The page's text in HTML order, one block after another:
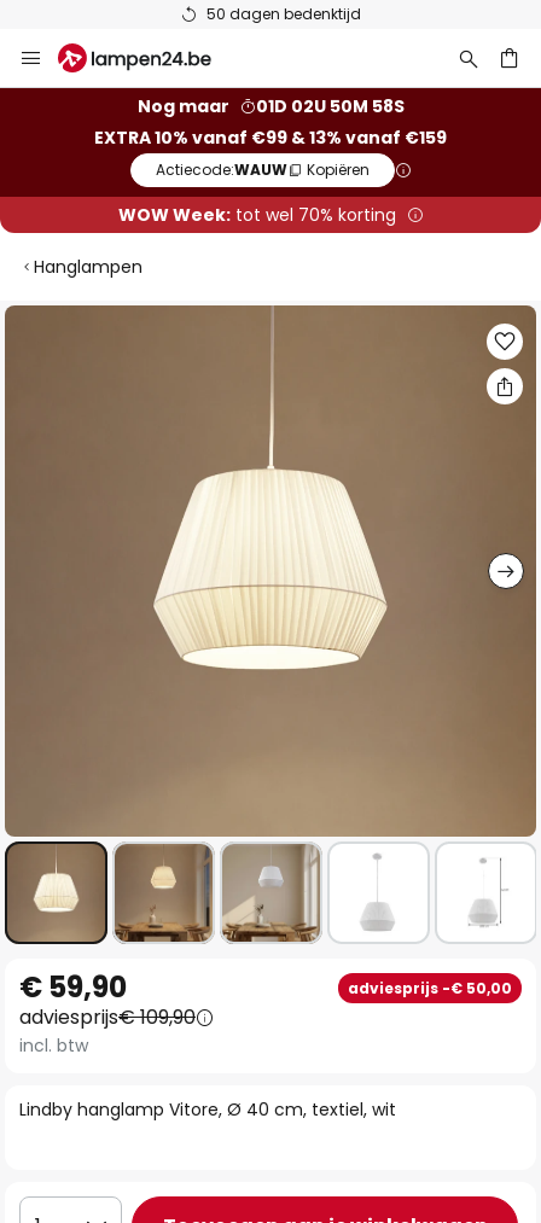
50 dagen bedenktijd
naar
Nog maar
01D 02U 50M 57S
EXTRA 10% vanaf €99 & 13% vanaf €159
Actiecode:WAUW Kopiëren
WOW Week:tot wel 70% korting
Hanglampen
Ga
naar
het
begin
de
Lindby hanglamp Vitore, Ø 40 cm, textiel, wit
€ 59,90 adviesprijs -€ 50,00
adviesprijs€ 109,90
incl. btw